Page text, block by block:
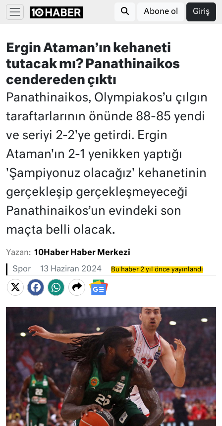
Abone ol Giriş
Ergin Ataman’ın kehaneti
tutacak mı? Panathinaikos
cendereden çıktı
Panathinaikos, Olympiakos’u çılgın
taraftarlarının önünde 88-85 yendi
ve seriyi 2-2'ye getirdi. Ergin
Ataman'ın 2-1 yenikken yaptığı
'Şampiyonuz olacağız' kehanetinin
gerçekleşip gerçekleşmeyeceği
Panathinaikos’un evindeki son
maçta belli olacak.
Yazan: 10Haber Haber Merkezi
Spor 13 Haziran 2024 Bu haber 2 yıl önce yayınlandı